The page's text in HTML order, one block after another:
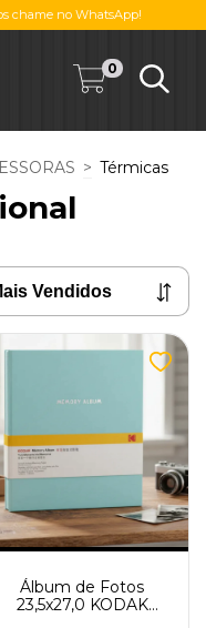
chame no WhatsApp!
0
> Térmicas
Álbum de Fotos
23,5x27,0 KODAK